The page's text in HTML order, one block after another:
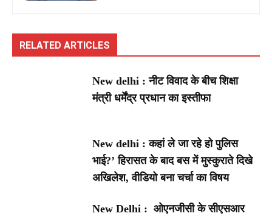
RELATED ARTICLES
New delhi : नीट विवाद के बीच शिक्षा
मंत्री धर्मेंद्र प्रधान का इस्तीफा
New delhi : कहां ले जा रहे हो पुलिस
भाई?’ हिरासत के बाद बस में मुस्कुराते दिखे
अखिलेश, वीडियो बना चर्चा का विषय
New Delhi : ओएनजीसी के सीएसआर